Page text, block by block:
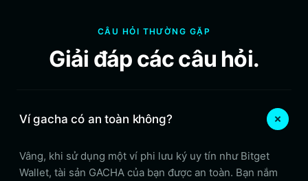
CÂU HỎI THƯỜNG GẶP
Giải đáp các câu hỏi.
Ví gacha có an toàn không?
Vâng, khi sử dụng một ví phi lưu ký uy tín như Bitget
Wallet, tài sản GACHA của bạn được an toàn. Bạn nắm